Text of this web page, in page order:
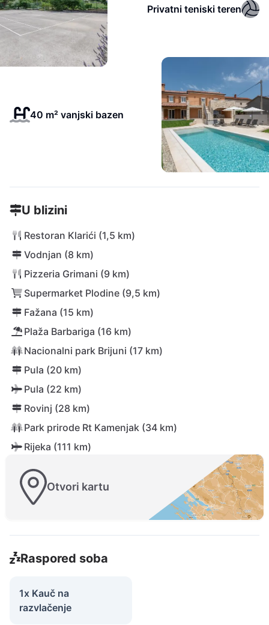
Privatni teniski teren
40 m² vanjski bazen
U blizini
Restoran Klarići (1,5 km)
Vodnjan (8 km)
Pizzeria Grimani (9 km)
Supermarket Plodine (9,5 km)
Fažana (15 km)
Plaža Barbariga (16 km)
Nacionalni park Brijuni (17 km)
Pula (20 km)
Pula (22 km)
Rovinj (28 km)
Park prirode Rt Kamenjak (34 km)
Rijeka (111 km)
Otvori kartu
Raspored soba
1x Kauč na
razvlačenje